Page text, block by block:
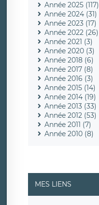
Année 2025 (117)
Année 2024 (31)
Année 2023 (17)
Année 2022 (26)
Année 2021 (3)
Année 2020 (3)
Année 2018 (6)
Année 2017 (8)
Année 2016 (3)
Année 2015 (14)
Année 2014 (19)
Année 2013 (33)
Année 2012 (53)
Année 2011 (7)
Année 2010 (8)
MES LIENS